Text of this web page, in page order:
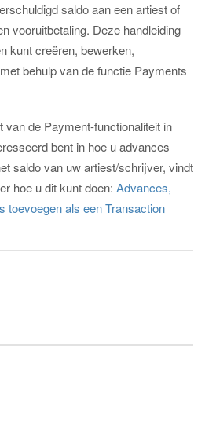
Contact
saldo aan een artiest of
vooruitbetaling. Deze handleiding
kunt creëren, bewerken,
behulp van de functie Payments
de Payment-functionaliteit in
bent in hoe u advances
saldo van uw artiest/schrijver, vindt
hoe u dit kunt doen: Advances,
toevoegen als een Transaction